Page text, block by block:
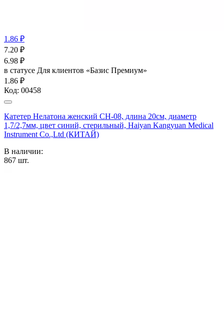
1.86 ₽
7.20 ₽
6.98 ₽
в статусе Для клиентов «Базис Премиум»
1.86 ₽
Код: 00458
Катетер Нелатона женский CH-08, длина 20см, диаметр
1,7/2,7мм, цвет синий, стерильный, Haiyan Kangyuan Medical
Instrument Co.,Ltd (КИТАЙ)
В наличии:
867 шт.